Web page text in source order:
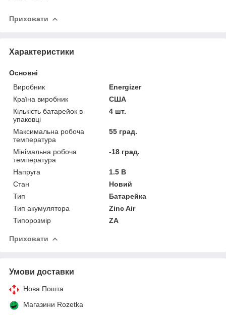
Приховати
Характеристики
Основні
Виробник
Energizer
Країна виробник
США
Кількість батарейок в
упаковці
4 шт.
Максимальна робоча
температура
55 град.
Мінімальна робоча
температура
-18 град.
Напруга
1.5 В
Стан
Новий
Тип
Батарейка
Тип акумулятора
Zinc Air
Типорозмір
ZA
Приховати
Умови доставки
Нова Пошта
Магазини Rozetka